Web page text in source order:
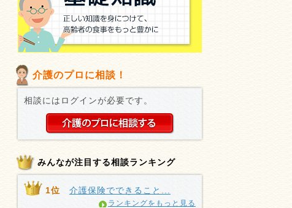
介護のプロに相談！
相談にはログインが必要です。
みんなが注目する相談ランキング
1位 介護保険でできること...
ランキングをもっと見る